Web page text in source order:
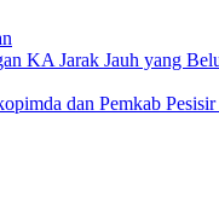
KA Jarak Jauh yang
dan Pemkab